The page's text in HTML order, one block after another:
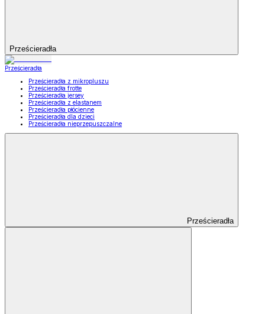
Prześcieradła
Prześcieradła
Prześcieradła z mikropluszu
Prześcieradła frotte
Prześcieradła jersey
Prześcieradła z elastanem
Prześcieradła płócienne
Prześcieradła dla dzieci
Prześcieradła nieprzepuszczalne
Prześcieradła